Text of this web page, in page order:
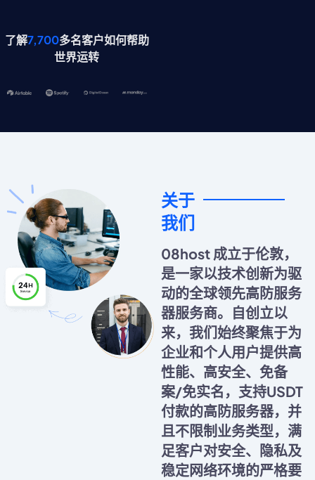
了解7,700多名客户如何帮助
世界运转
关于
我们
08host 成立于伦敦，
是一家以技术创新为驱
动的全球领先高防服务
器服务商。自创立以
来，我们始终聚焦于为
企业和个人用户提供高
性能、高安全、免备
案/免实名，支持USDT
付款的高防服务器，并
且不限制业务类型，满
足客户对安全、隐私及
稳定网络环境的严格要